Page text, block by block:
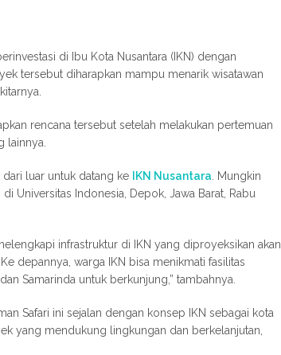
di Ibu Kota Nusantara (IKN) dengan
tersebut diharapkan mampu menarik wisatawan
rencana tersebut setelah melakukan pertemuan
lainnya.
luar untuk datang ke IKN Nusantara . Mungkin
Universitas Indonesia, Depok, Jawa Barat, Rabu
infrastruktur di IKN yang diproyeksikan akan
depannya, warga IKN bisa menikmati fasilitas
Samarinda untuk berkunjung,” tambahnya.
Safari ini sejalan dengan konsep IKN sebagai kota
yang mendukung lingkungan dan berkelanjutan,